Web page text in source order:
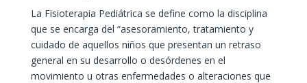
La Fisioterapia Pediátrica se define como la disciplina
que se encarga del “asesoramiento, tratamiento y
cuidado de aquellos niños que presentan un retraso
general en su desarrollo o desórdenes en el
movimiento u otras enfermedades o alteraciones que